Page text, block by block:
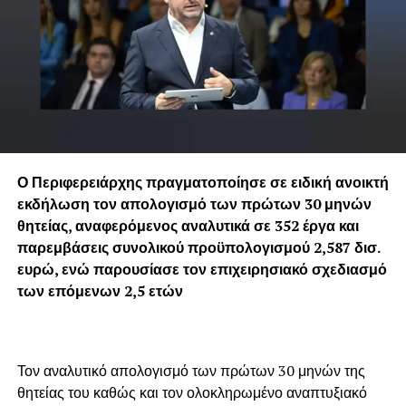
Ο Περιφερειάρχης πραγματοποίησε σε ειδική ανοικτή
εκδήλωση τον απολογισμό των πρώτων 30 μηνών
θητείας, αναφερόμενος αναλυτικά σε 352 έργα και
παρεμβάσεις συνολικού προϋπολογισμού 2,587 δισ.
ευρώ, ενώ παρουσίασε τον επιχειρησιακό σχεδιασμό
των επόμενων 2,5 ετών
Τον αναλυτικό απολογισμό των πρώτων 30 μηνών της
θητείας του καθώς και τον ολοκληρωμένο αναπτυξιακό